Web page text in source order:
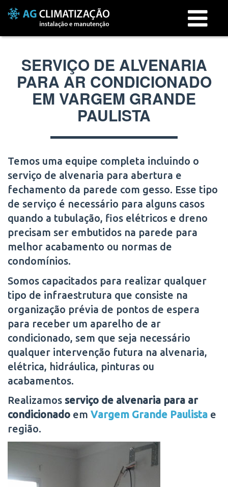
Menu
SERVIÇO DE ALVENARIA
PARA AR CONDICIONADO
EM VARGEM GRANDE
PAULISTA
Temos uma equipe completa incluindo o
serviço de alvenaria para abertura e
fechamento da parede com gesso. Esse tipo
de serviço é necessário para alguns casos
quando a tubulação, fios elétricos e dreno
precisam ser embutidos na parede para
melhor acabamento ou normas de
condomínios.
Somos capacitados para realizar qualquer
tipo de infraestrutura que consiste na
organização prévia de pontos de espera
para receber um aparelho de ar
condicionado, sem que seja necessário
qualquer intervenção futura na alvenaria,
elétrica, hidráulica, pinturas ou
acabamentos.
Realizamos serviço de alvenaria para ar
condicionado em Vargem Grande Paulista e
região.